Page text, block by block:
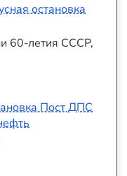
остановка
60-летия СССР,
Пост ДПС